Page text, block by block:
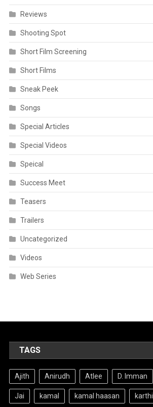
Reviews
Shooting Spot
Short Film Screening
Short Films
Sneak Peek
Songs
Special Articles
Special Videos
Speical
Success Meet
Teasers
Trailers
Uncategorized
Videos
Web Series
TAGS
Ajith Anirudh Atlee D. Imman
Jai kamal kamal haasan karthi